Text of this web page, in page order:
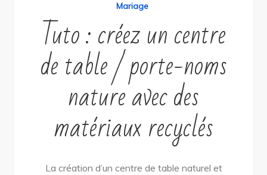
Mariage
Tuto : créez un centre
de table / porte-noms
nature avec des
matériaux recyclés
La création d’un centre de table naturel et